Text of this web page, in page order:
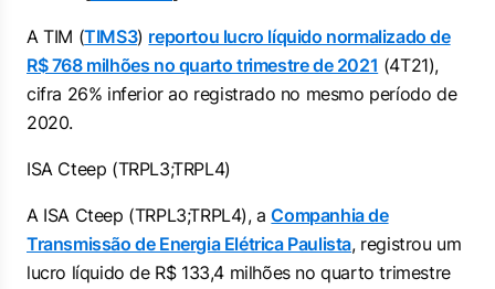
A TIM (TIMS3) reportou lucro líquido normalizado de
R$ 768 milhões no quarto trimestre de 2021 (4T21),
cifra 26% inferior ao registrado no mesmo período de
2020.
ISA Cteep (TRPL3;TRPL4)
A ISA Cteep (TRPL3;TRPL4), aCompanhia de
Transmissão de Energia Elétrica Paulista, registrou um
lucro líquido de R$ 133,4 milhões no quarto trimestre